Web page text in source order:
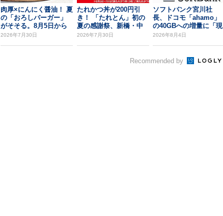
肉厚×にんにく醤油！ 夏
の「おろしバーガー」
がそそる。8月5日から
2026年7月30日
たれかつ丼が200円引
き！ 「たれとん」初の
夏の感謝祭、新橋・中
野北口で開催
2026年7月30日
ソフトバンク宮川社
長、ドコモ「ahamo」
の40GBへの増量に「現
時点では追従し...
2026年8月4日
Recommended by